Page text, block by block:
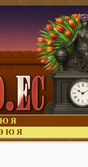
Ю Я
Ю Я